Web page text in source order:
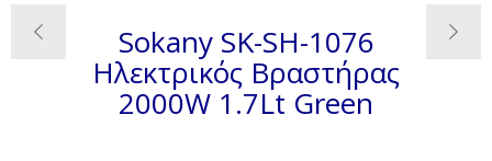
Sokany SK-SH-1076
Ηλεκτρικός Βραστήρας
2000W 1.7Lt Green